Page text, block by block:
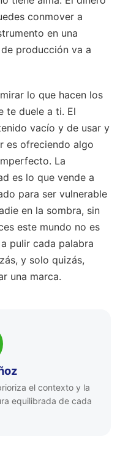
conmover a
en una
producción va a
lo que hacen los
te duele a ti. El
vacío y de usar y
es ofreciendo algo
La
es lo que vende a
para ser vulnerable
en la sombra, sin
este mundo no es
pulir cada palabra
y solo quizás,
una marca.
el contexto y la
equilibrada de cada